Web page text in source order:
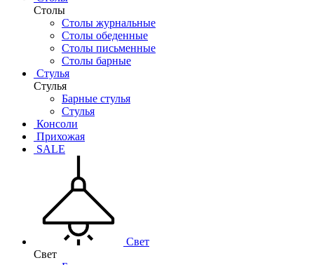
Столы
Столы журнальные
Столы обеденные
Столы письменные
Столы барные
Стулья
Стулья
Барные стулья
Стулья
Консоли
Прихожая
SALE
Свет
Свет